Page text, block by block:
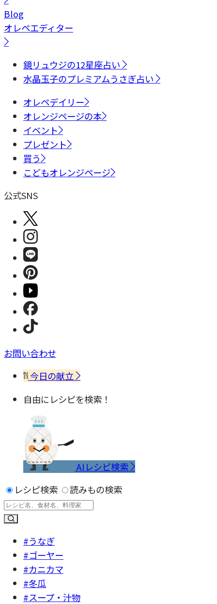
Blog
オレペエディター
鏡リュウジの12星座占い
水晶玉子のプレミアムうさぎ占い
オレペデイリー
オレンジページの本
イベント
プレゼント
買う
こどもオレンジページ
公式SNS
お問い合わせ
今日の献立
自由にレシピを検索！
AIレシピ検索
レシピ検索
読みもの検索
#うなぎ
#ゴーヤー
#カニカマ
#冬瓜
#スープ・汁物